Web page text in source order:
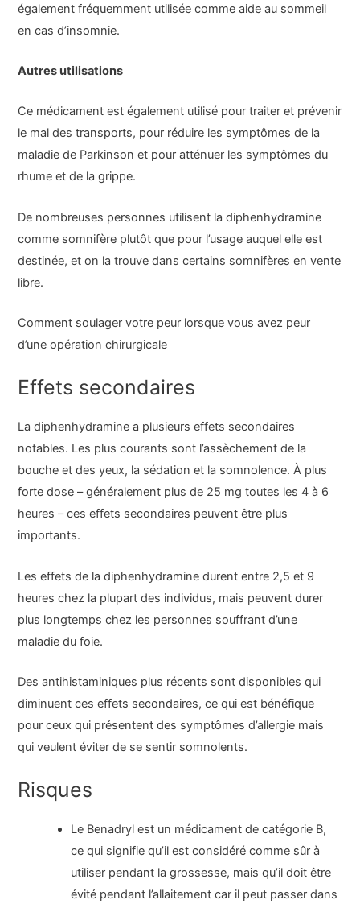
également fréquemment utilisée comme aide au sommeil
en cas d’insomnie.
Autres utilisations
Ce médicament est également utilisé pour traiter et prévenir
le mal des transports, pour réduire les symptômes de la
maladie de Parkinson et pour atténuer les symptômes du
rhume et de la grippe.
De nombreuses personnes utilisent la diphenhydramine
comme somnifère plutôt que pour l’usage auquel elle est
destinée, et on la trouve dans certains somnifères en vente
libre.
Comment soulager votre peur lorsque vous avez peur
d’une opération chirurgicale
Effets secondaires
La diphenhydramine a plusieurs effets secondaires
notables. Les plus courants sont l’assèchement de la
bouche et des yeux, la sédation et la somnolence. À plus
forte dose – généralement plus de 25 mg toutes les 4 à 6
heures – ces effets secondaires peuvent être plus
importants.
Les effets de la diphenhydramine durent entre 2,5 et 9
heures chez la plupart des individus, mais peuvent durer
plus longtemps chez les personnes souffrant d’une
maladie du foie.
Des antihistaminiques plus récents sont disponibles qui
diminuent ces effets secondaires, ce qui est bénéfique
pour ceux qui présentent des symptômes d’allergie mais
qui veulent éviter de se sentir somnolents.
Risques
Le Benadryl est un médicament de catégorie B,
ce qui signifie qu’il est considéré comme sûr à
utiliser pendant la grossesse, mais qu’il doit être
évité pendant l’allaitement car il peut passer dans